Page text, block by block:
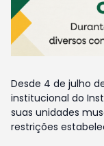
Desde 4 de julho
institucional do
suas unidades
restrições